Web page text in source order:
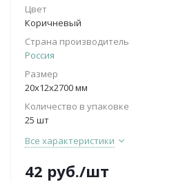
Цвет
Коричневый
Страна производитель
Россия
Размер
20х12х2700 мм
Количество в упаковке
25 шт
Все характеристики
42 руб./шт